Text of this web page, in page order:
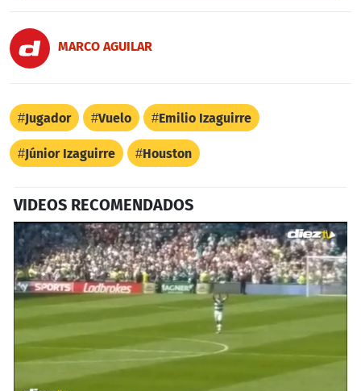
MARCO AGUILAR
Jugador Vuelo Emilio Izaguirre
Júnior Izaguirre Houston
VIDEOS RECOMENDADOS